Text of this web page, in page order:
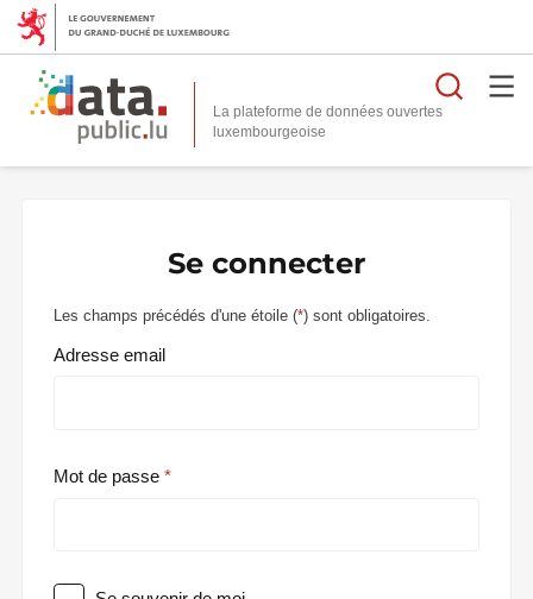
La plateforme de données ouvertes
Se connecter
Les champs précédés d'une étoile (*) sont obligatoires.
Adresse email
Mot de passe